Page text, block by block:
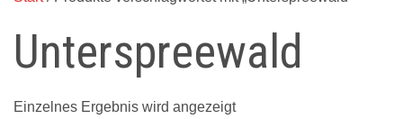
Unterspreewald
Einzelnes Ergebnis wird angezeigt